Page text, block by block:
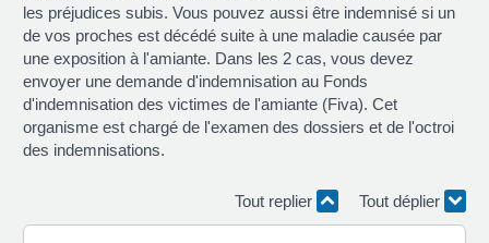
les préjudices subis. Vous pouvez aussi être indemnisé si un
de vos proches est décédé suite à une maladie causée par
une exposition à l'amiante. Dans les 2 cas, vous devez
envoyer une demande d'indemnisation au Fonds
d'indemnisation des victimes de l'amiante (Fiva). Cet
organisme est chargé de l'examen des dossiers et de l'octroi
des indemnisations.
Tout replier Tout déplier